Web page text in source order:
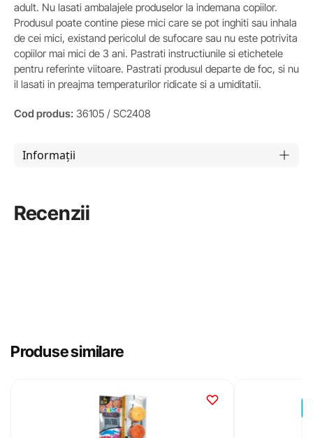
adult. Nu lasati ambalajele produselor la indemana copiilor.
Produsul poate contine piese mici care se pot inghiti sau inhala
de cei mici, existand pericolul de sufocare sau nu este potrivita
copiilor mai mici de 3 ani. Pastrati instructiunile si etichetele
pentru referinte viitoare. Pastrati produsul departe de foc, si nu
il lasati in preajma temperaturilor ridicate si a umiditatii.
Cod produs: 36105 / SC2408
Informații
Recenzii
Produse similare